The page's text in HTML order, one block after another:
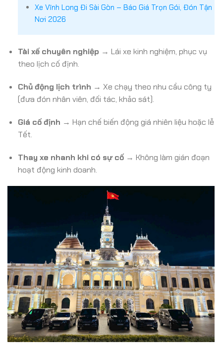
Xe Vĩnh Long Đi Sài Gòn – Báo Giá Trọn Gói, Đón Tận
Nơi 2026
Tài xế chuyên nghiệp → Lái xe kinh nghiệm, phục vụ
theo lịch cố định.
Chủ động lịch trình → Xe chạy theo nhu cầu công ty
(đưa đón nhân viên, đối tác, khảo sát).
Giá cố định → Hạn chế biến động giá nhiên liệu hoặc lễ
Tết.
Thay xe nhanh khi có sự cố→ Không làm gián đoạn
hoạt động kinh doanh.